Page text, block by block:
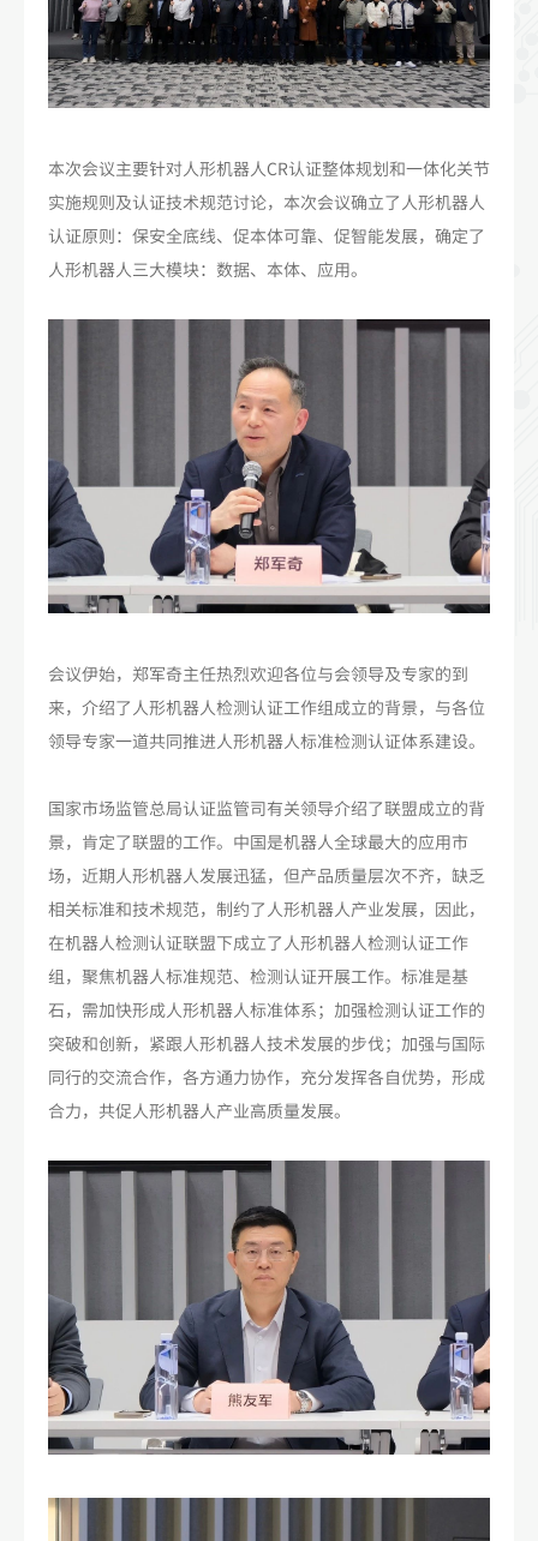
本次会议主要针对人形机器人CR认证整体规划和一体化关节
实施规则及认证技术规范讨论，本次会议确立了人形机器人
认证原则：保安全底线、促本体可靠、促智能发展，确定了
人形机器人三大模块：数据、本体、应用。
会议伊始，郑军奇主任热烈欢迎各位与会领导及专家的到
来，介绍了人形机器人检测认证工作组成立的背景，与各位
领导专家一道共同推进人形机器人标准检测认证体系建设。
国家市场监管总局认证监管司有关领导介绍了联盟成立的背
景，肯定了联盟的工作。中国是机器人全球最大的应用市
场，近期人形机器人发展迅猛，但产品质量层次不齐，缺乏
相关标准和技术规范，制约了人形机器人产业发展，因此，
在机器人检测认证联盟下成立了人形机器人检测认证工作
组，聚焦机器人标准规范、检测认证开展工作。标准是基
石，需加快形成人形机器人标准体系；加强检测认证工作的
突破和创新，紧跟人形机器人技术发展的步伐；加强与国际
同行的交流合作，各方通力协作，充分发挥各自优势，形成
合力，共促人形机器人产业高质量发展。